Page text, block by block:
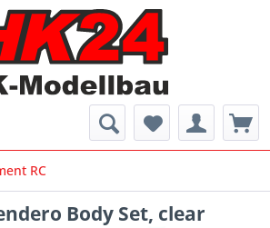
RC
Body Set, clear